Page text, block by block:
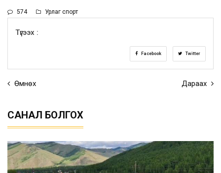
574 Урлаг спорт
Түгээх :
Facebook Twitter
Өмнөх Дараах
САНАЛ БОЛГОХ